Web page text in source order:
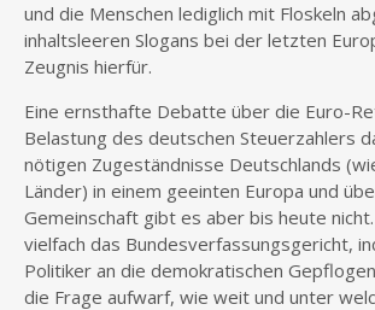
und die Menschen lediglich mit Floskeln
inhaltsleeren Slogans bei der letzten
Zeugnis hierfür.
Eine ernsthafte Debatte über die Euro-
Belastung des deutschen Steuerzahlers
nötigen Zugeständnisse Deutschlands
Länder) in einem geeinten Europa und
Gemeinschaft gibt es aber bis heute
vielfach das Bundesverfassungsgericht,
Politiker an die demokratischen
die Frage aufwarf, wie weit und unter